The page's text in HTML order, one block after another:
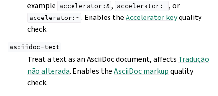
example accelerator:& , accelerator:_ , or
accelerator:~ . Enables theAccelerator keyquality
check.
asciidoc-text
Treat a text as an AsciiDoc document, affects Tradução
não alterada. Enables theAsciiDoc markupquality
check.